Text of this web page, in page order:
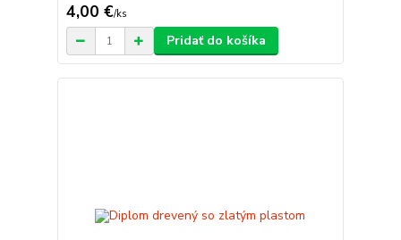
4,00 €/ks
Pridať do košíka